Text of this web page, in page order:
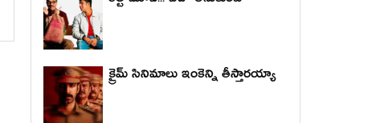
క్రైమ్ సినిమాలు ఇంకెన్ని తీస్తారయ్యా